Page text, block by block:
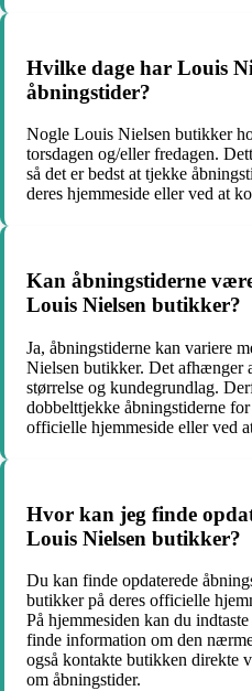
Hvilke dage har Louis
åbningstider?
Nogle Louis Nielsen butikker
torsdagen og/eller fredagen.
så det er bedst at tjekke
deres hjemmeside eller ved at
Kan åbningstiderne
Louis Nielsen butikker?
Ja, åbningstiderne kan variere
Nielsen butikker. Det afhænger
størrelse og kundegrundlag.
dobbelttjekke åbningstiderne
officielle hjemmeside eller ved
Hvor kan jeg finde
Louis Nielsen butikker?
Du kan finde opdaterede
butikker på deres officielle
På hjemmesiden kan du
finde information om den
også kontakte butikken direkte
om åbningstider.